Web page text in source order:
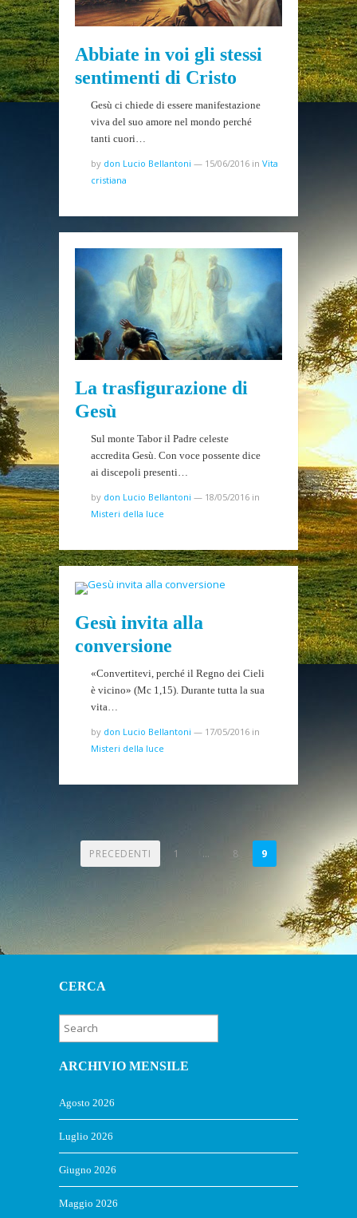
Abbiate in voi gli stessi
sentimenti di Cristo
Gesù ci chiede di essere manifestazione
viva del suo amore nel mondo perché
tanti cuori…
by don Lucio Bellantoni — 15/06/2016 in Vita
cristiana
La trasfigurazione di
Gesù
Sul monte Tabor il Padre celeste
accredita Gesù. Con voce possente dice
ai discepoli presenti…
by don Lucio Bellantoni — 18/05/2016 in
Misteri della luce
Gesù invita alla
conversione
«Convertitevi, perché il Regno dei Cieli
è vicino» (Mc 1,15). Durante tutta la sua
vita…
by don Lucio Bellantoni — 17/05/2016 in
Misteri della luce
PAGINAZIONE
DEGLI
ARTICOLI
PRECEDENTI 1 … 8 9
CERCA
ARCHIVIO MENSILE
Agosto 2026
Luglio 2026
Giugno 2026
Maggio 2026